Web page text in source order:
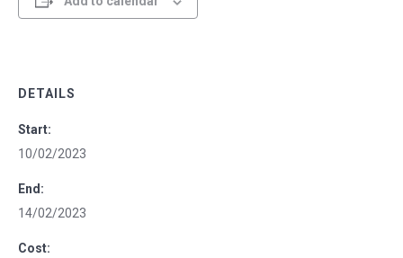
DETAILS
Start:
10/02/2023
End:
14/02/2023
Cost: